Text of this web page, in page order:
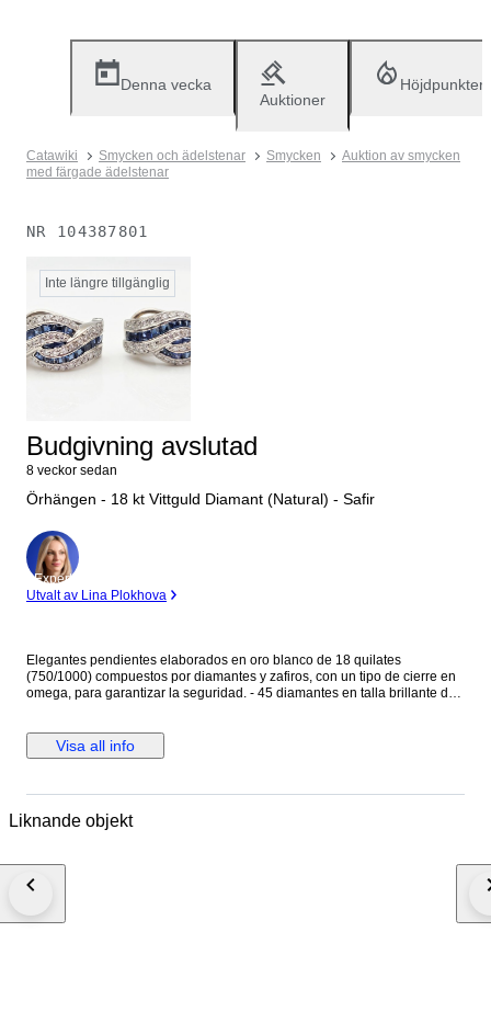
Denna vecka
Auktioner
Höjdpunkter
Catawiki Smycken och ädelstenar Smycken
Auktion av smycken
med färgade ädelstenar
NR 104387801
Inte längre tillgänglig
Budgivning avslutad
8 veckor sedan
Örhängen - 18 kt Vittguld Diamant (Natural) - Safir
Expert
Utvalt av Lina Plokhova
Elegantes pendientes elaborados en oro blanco de 18 quilates
(750/1000) compuestos por diamantes y zafiros, con un tipo de cierre en
omega, para garantizar la seguridad. - 45 diamantes en talla brillante de
entregan en elegante estuche de joyería.
Visa all info
Liknande objekt